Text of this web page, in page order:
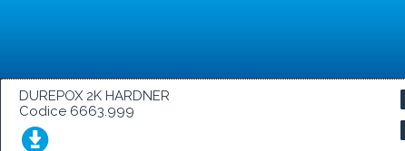
DUREPOX 2K HARDNER
Codice 6663.999